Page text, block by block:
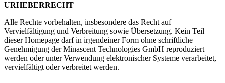
URHEBERRECHT
Alle Rechte vorbehalten, insbesondere das Recht auf
Vervielfältigung und Verbreitung sowie Übersetzung. Kein Teil
dieser Homepage darf in irgendeiner Form ohne schriftliche
Genehmigung der Minascent Technologies GmbH reproduziert
werden oder unter Verwendung elektronischer Systeme verarbeitet,
vervielfältigt oder verbreitet werden.